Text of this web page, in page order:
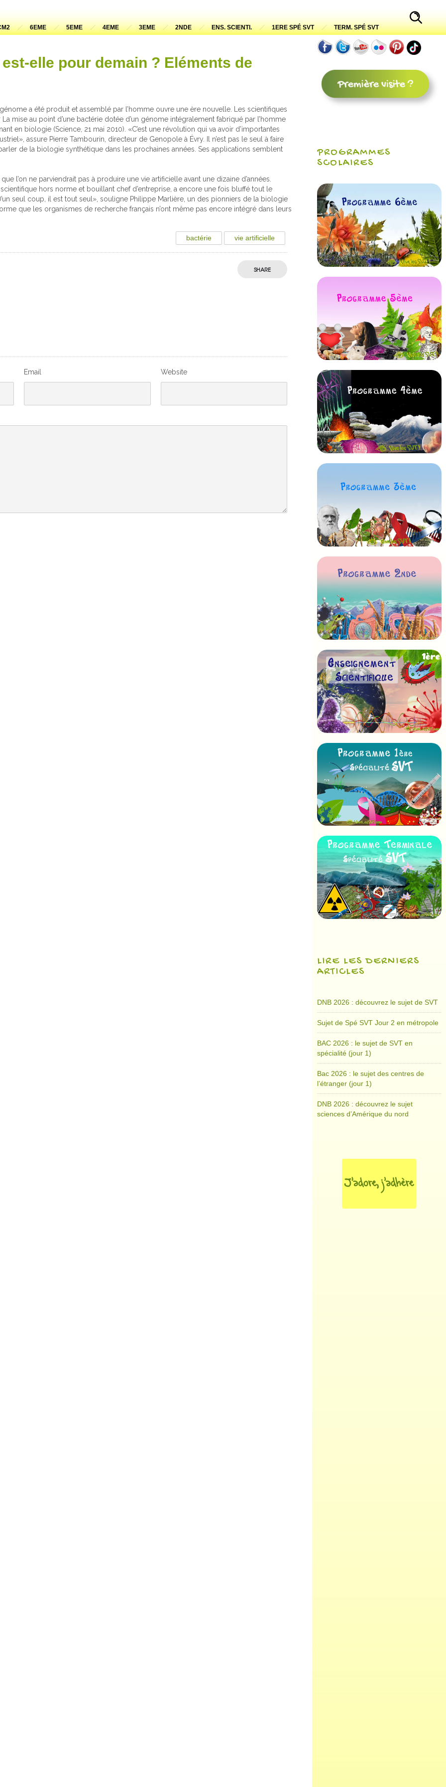
6EME 5EME 4EME 3EME 2NDE ENS. SCIENTI. 1ERE SPÉ SVT
TERM. SPÉ SVT
elle pour demain ? Eléments de
a été produit et assemblé par l’homme ouvre une ère nouvelle. Les scientifiques
mise au point d’une bactérie dotée d’un génome intégralement fabriqué par l’homme
en biologie (Science, 21 mai 2010). «C’est une révolution qui va avoir d’importantes
assure Pierre Tambourin, directeur de Genopole à Évry. Il n’est pas le seul à faire
de la biologie synthétique dans les prochaines années. Ses applications semblent
l’on ne parviendrait pas à produire une vie artificielle avant une dizaine d’années.
scientifique hors norme et bouillant chef d’entreprise, a encore une fois bluffé tout le
seul coup, il est tout seul», souligne Philippe Marlière, un des pionniers de la biologie
que les organismes de recherche français n’ont même pas encore intégré dans leurs
bactérie vie artificielle
SHARE
Email Website
PROGRAMMES
SCOLAIRES
LIRE LES DERNIERS
ARTICLES
DNB 2026 : découvrez le sujet de SVT
Sujet de Spé SVT Jour 2 en métropole
BAC 2026 : le sujet de SVT en
spécialité (jour 1)
Bac 2026 : le sujet des centres de
l’étranger (jour 1)
DNB 2026 : découvrez le sujet
sciences d’Amérique du nord